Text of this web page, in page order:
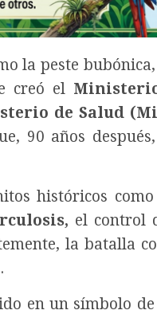
la peste
creó el
de Salud
90 años
históricos
el control
la batalla
en un símbolo